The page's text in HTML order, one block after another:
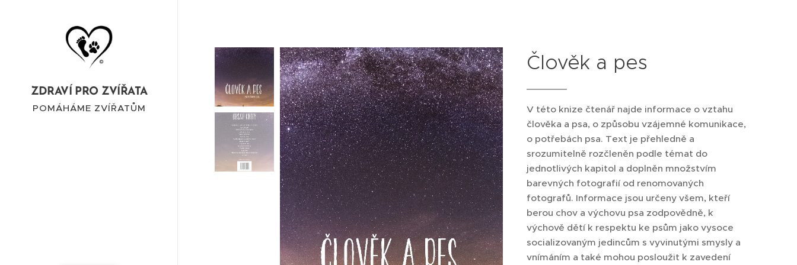
ZDRAVÍ PRO ZVÍŘATA
POMÁHÁME ZVÍŘATŮM
Člověk a pes
V této knize čtenář najde informace o vztahu
člověka a psa, o způsobu vzájemné komunikace,
o potřebách psa. Text je přehledně a
srozumitelně rozčleněn podle témat do
jednotlivých kapitol a doplněn množstvím
barevných fotografií od renomovaných
fotografů. Informace jsou určeny všem, kteří
berou chov a výchovu psa zodpovědně, k
výchově dětí k respektu ke psům jako vysoce
socializovaným jedincům s vyvinutými smysly a
vnímáním a také mohou posloužit k zavedení